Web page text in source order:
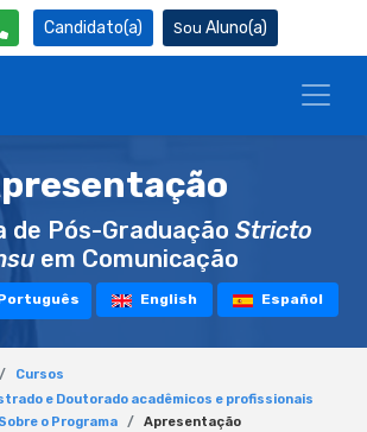
Candidato(a) Aluno(a)
de Pós-Graduação Stricto
em Comunicação
English Español
Cursos
e Doutorado acadêmicos e profissionais
Sobre o Programa Apresentação